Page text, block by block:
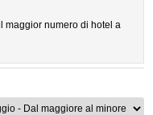
maggior numero di hotel a